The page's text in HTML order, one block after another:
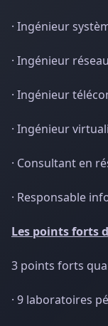
· Ingénieur
· Ingénieur
· Ingénieur
· Ingénieur
· Consultant en
· Responsable
Les points forts
3 points forts
· 9 laboratoires